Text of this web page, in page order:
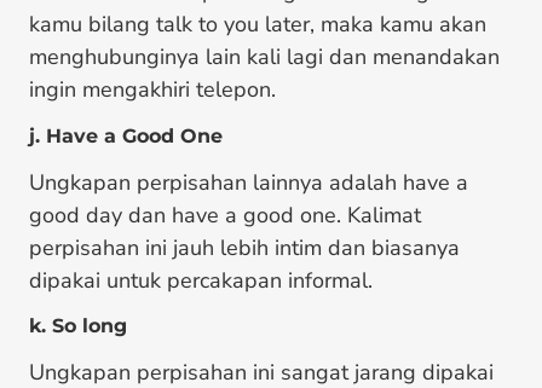
kamu bilang talk to you later, maka kamu akan
menghubunginya lain kali lagi dan menandakan
ingin mengakhiri telepon.
j. Have a Good One
Ungkapan perpisahan lainnya adalah have a
good day dan have a good one. Kalimat
perpisahan ini jauh lebih intim dan biasanya
dipakai untuk percakapan informal.
k. So long
Ungkapan perpisahan ini sangat jarang dipakai